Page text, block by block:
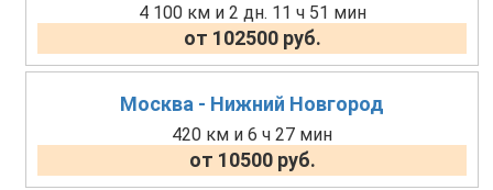
4 100 км и 2 дн. 11 ч 51 мин
от 102500 руб.
Москва - Нижний Новгород
420 км и 6 ч 27 мин
от 10500 руб.